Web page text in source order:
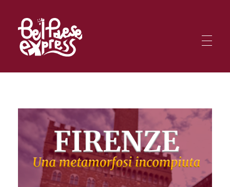
BelPaese Express
Smartphone in una mano, mappa nell'altra: sei pronto per affrontare le missioni BPE tra le meraviglie d'Italia?